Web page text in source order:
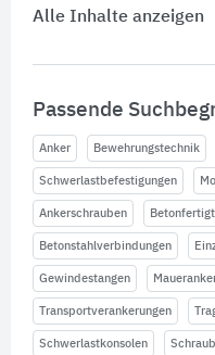
Alle Inhalte anzeigen
Passende
Anker Bewehrungstechnik
Schwerlastbefestigungen
Ankerschrauben
Betonstahlverbindungen
Gewindestangen
Transportverankerungen
Schwerlastkonsolen